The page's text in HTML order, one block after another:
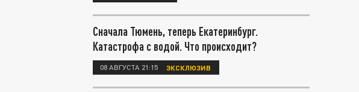
Сначала Тюмень, теперь Екатеринбург.
Катастрофа с водой. Что происходит?
08 АВГУСТА 21:15 ЭКСКЛЮЗИВ